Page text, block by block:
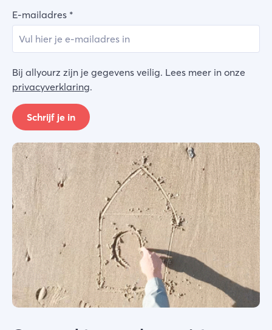
E-mailadres *
Bij allyourz zijn je gegevens veilig. Lees meer in onze
privacyverklaring.
Schrijf je in